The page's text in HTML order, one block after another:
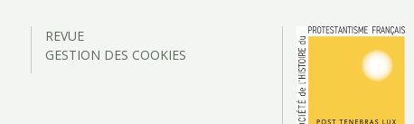
REVUE
GESTION DES COOKIES